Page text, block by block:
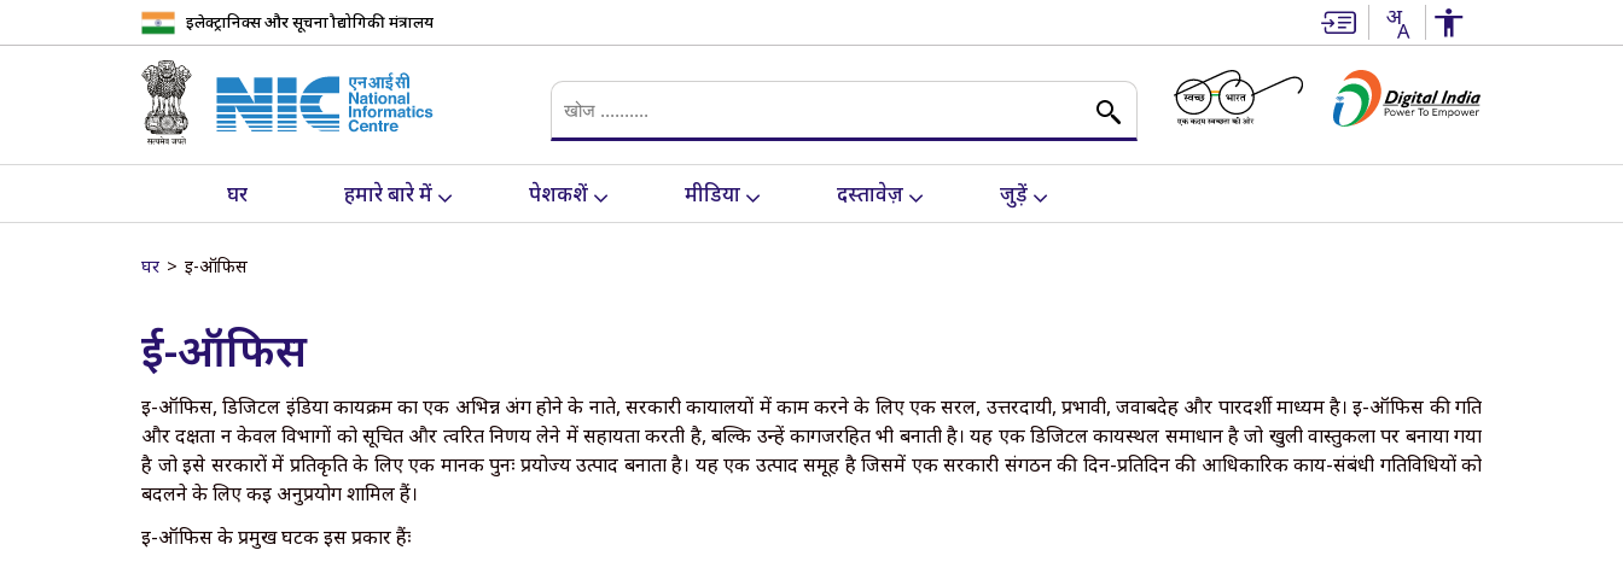
इलेक्ट्रानिक्स और सूचना प्रौद्योगिकी मंत्रालय
घर हमारे बारे में पेशकशें मीडिया दस्तावेज़ जुड़ें
घर ई-ऑफिस
ई-ऑफिस
ई-ऑफिस, डिजिटल इंडिया कार्यक्रम का एक अभिन्न अंग होने के नाते, सरकारी कार्यालयों में काम करने के लिए एक सरल, उत्तरदायी, प्रभावी, जवाबदेह और पारदर्शी माध्यम है। ई-ऑफिस की गति
और दक्षता न केवल विभागों को सूचित और त्वरित निर्णय लेने में सहायता करती है, बल्कि उन्हें कागजरहित भी बनाती है। यह एक डिजिटल कार्यस्थल समाधान है जो खुली वास्तुकला पर बनाया गया
है जो इसे सरकारों में प्रतिकृति के लिए एक मानक पुनः प्रयोज्य उत्पाद बनाता है। यह एक उत्पाद समूह है जिसमें एक सरकारी संगठन की दिन-प्रतिदिन की आधिकारिक कार्य-संबंधी गतिविधियों को
बदलने के लिए कई अनुप्रयोग शामिल हैं।
ई-ऑफिस के प्रमुख घटक इस प्रकार हैंः